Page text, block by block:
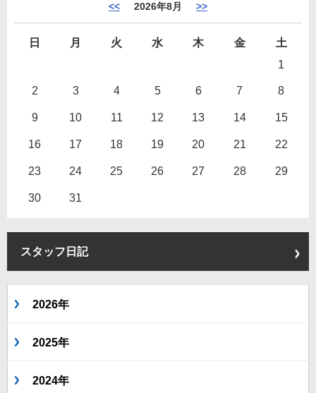
<< 2026年8月 >>
日 月 火 水 木 金
土
1
2 3 4 5 6 7 8
9 10 11 12 13 14 15
16 17 18 19 20 21 22
23 24 25 26 27 28 29
30 31
スタッフ日記
2026年
2025年
2024年